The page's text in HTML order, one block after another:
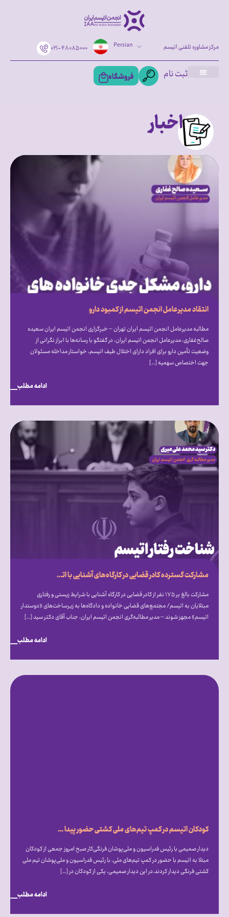
۰۲۱-۴۸۰۸۵۰۰۰ Persian مرکز مشاوره تلفنی اتیسم
ثبت نام فروشگاه
اخبار
انتقاد مدیرعامل انجمن اتیسم از کمبود دارو
مطالبه مدیرعامل انجمن اتیسم ایران تهران – خبرگزاری انجمن اتیسم ایران سعیده
صالح‌غفاری، مدیرعامل انجمن اتیسم ایران، در گفتگو با رسانه‌ها با ابراز نگرانی از
وضعیت تأمین دارو برای افراد دارای اختلال طیف اتیسم، خواستار مداخله مسئولان
جهت اختصاص سهمیه […]
ادامه مطلب
مشارکت گسترده کادر قضایی در کارگاه‌های آشنایی با اتیسم؛ فراخوان انجمن اتیسم برای ایجاد مجتمع‌های قضایی «دوستدار اتیسم»
مشارکت بالغ بر ۱۷۵ نفر از کادر قضایی در کارگاه آشنایی با شرایط زیستی و رفتاری
مبتلایان به اتیسم/ مجتمع‌های قضایی خانواده و دادگاه‌ها به زیرساخت‌های «دوستدار
اتیسم» مجهز شوند – مدیر مطالبه‌گری انجمن اتیسم ایران، جناب آقای دکتر سید […]
ادامه مطلب
کودکان اتیسم در کمپ تیم‌های ملی کشتی حضور پیدا کردند
دیدار صمیمی با رئیس فدراسیون و ملی‌پوشان فرنگی‌کار صبح امروز جمعی از کودکان
مبتلا به اتیسم با حضور در کمپ تیم‌های ملی، با رئیس فدراسیون و ملی‌پوشان تیم ملی
کشتی فرنگی دیدار کردند.در این دیدار صمیمی، یکی از کودکان در […]
ادامه مطلب